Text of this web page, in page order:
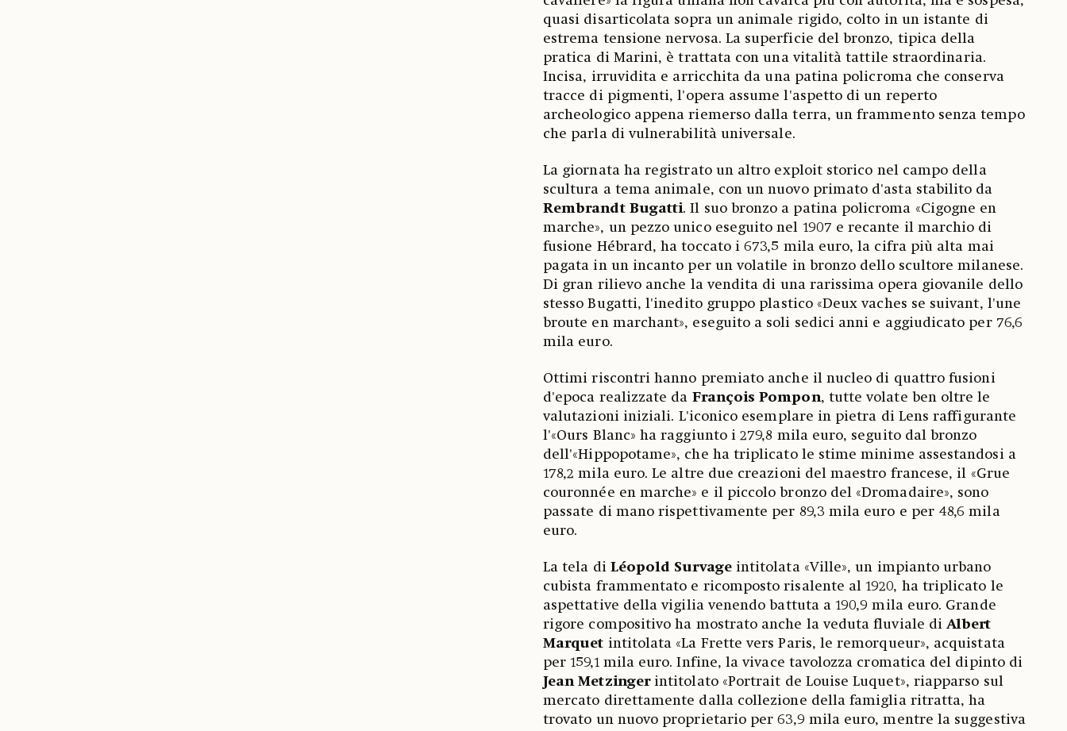
quasi disarticolata sopra un animale rigido, colto in un istante di
estrema tensione nervosa. La superficie del bronzo, tipica della
pratica di Marini, è trattata con una vitalità tattile straordinaria.
Incisa, irruvidita e arricchita da una patina policroma che conserva
tracce di pigmenti, l'opera assume l'aspetto di un reperto
archeologico appena riemerso dalla terra, un frammento senza tempo
che parla di vulnerabilità universale.
La giornata ha registrato un altro exploit storico nel campo della
scultura a tema animale, con un nuovo primato d'asta stabilito da
Rembrandt Bugatti. Il suo bronzo a patina policroma «Cigogne en
marche», un pezzo unico eseguito nel 1907 e recante il marchio di
fusione Hébrard, ha toccato i 673,5 mila euro, la cifra più alta mai
pagata in un incanto per un volatile in bronzo dello scultore milanese.
Di gran rilievo anche la vendita di una rarissima opera giovanile dello
stesso Bugatti, l'inedito gruppo plastico «Deux vaches se suivant, l'une
broute en marchant», eseguito a soli sedici anni e aggiudicato per 76,6
mila euro.
Ottimi riscontri hanno premiato anche il nucleo di quattro fusioni
d'epoca realizzate da François Pompon, tutte volate ben oltre le
valutazioni iniziali. L'iconico esemplare in pietra di Lens raffigurante
l'«Ours Blanc» ha raggiunto i 279,8 mila euro, seguito dal bronzo
dell'«Hippopotame», che ha triplicato le stime minime assestandosi a
178,2 mila euro. Le altre due creazioni del maestro francese, il «Grue
couronnée en marche» e il piccolo bronzo del «Dromadaire», sono
passate di mano rispettivamente per 89,3 mila euro e per 48,6 mila
euro.
La tela di Léopold Survageintitolata «Ville», un impianto urbano
cubista frammentato e ricomposto risalente al 1920, ha triplicato le
aspettative della vigilia venendo battuta a 190,9 mila euro. Grande
rigore compositivo ha mostrato anche la veduta fluviale diAlbert
Marquet intitolata «La Frette vers Paris, le remorqueur», acquistata
per 159,1 mila euro. Infine, la vivace tavolozza cromatica del dipinto di
Jean Metzingerintitolato «Portrait de Louise Luquet», riapparso sul
mercato direttamente dalla collezione della famiglia ritratta, ha
trovato un nuovo proprietario per 63,9 mila euro, mentre la suggestiva